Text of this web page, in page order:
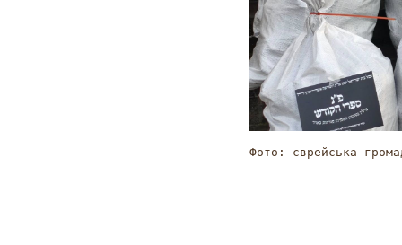
Фото: єврейська